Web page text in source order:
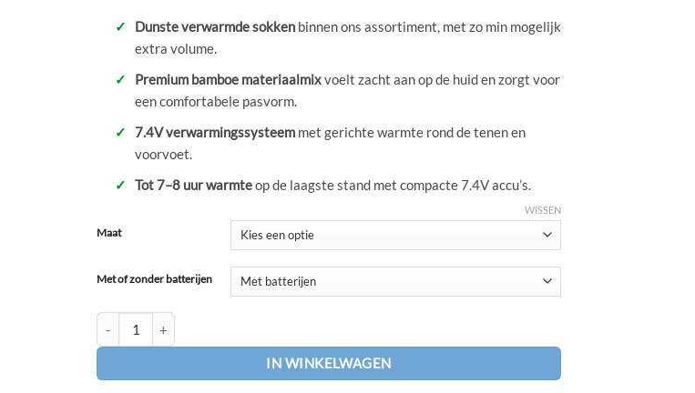
Dunste verwarmde sokkenbinnen ons assortiment, met zo min mogelijk
extra volume.
Premium bamboe materiaalmixvoelt zacht aan op de huid en zorgt voor
een comfortabele pasvorm.
7.4V verwarmingssysteemmet gerichte warmte rond de tenen en
voorvoet.
Tot 7–8 uur warmteop de laagste stand met compacte 7.4V accu’s.
Maat
Met of zonder batterijen
WISSEN
IN WINKELWAGEN